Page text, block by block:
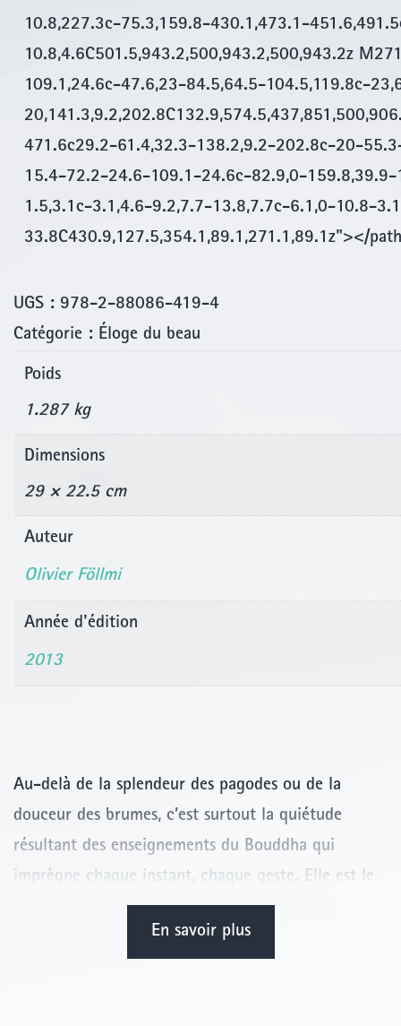
10.8,227.3c-75.3,159.8-430.1,473.1-
10.8,4.6C501.5,943.2,500,943.2,500,943.2z
109.1,24.6c-47.6,23-84.5,64.5-104.5,119.8c-
471.6c29.2-61.4,32.3-138.2,9.2-202.8c-20-
15.4-72.2-24.6-109.1-24.6c-82.9,0-
1.5,3.1c-3.1,4.6-9.2,7.7-13.8,7.7c-6.1,0-10.8-
33.8C430.9,127.5,354.1,89.1,271.1,89.1z"></
UGS : 978-2-88086-419-4
Catégorie : Éloge du beau
Poids
1.287 kg
Dimensions
29 × 22.5 cm
Auteur
Olivier Föllmi
Année d'édition
2013
Au-delà de la splendeur des pagodes ou de la
douceur des brumes, c’est surtout la quiétude
résultant des enseignements du Bouddha qui
imprègne chaque instant, chaque geste. Elle est le
fil d’or qui guide les pas d’Oliver Föllmi. La relation
forte qui lie le photographe à cette contrée bénie
En savoir plus